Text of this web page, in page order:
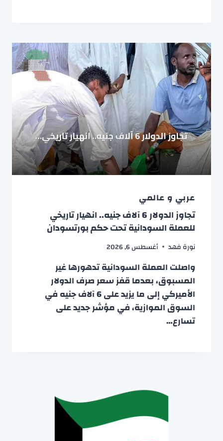
عربي و عالمي
تجاوز الدولار 6 آلاف جنيه.. انهيار تاريخي
للعملة السودانية تحت حكم بورتسودان
نورة فهد أغسطس 6, 2026
واصلت العملة السودانية تدهورها غير
المسبوق، بعدما قفز سعر صرف الدولار
الأميركي إلى ما يزيد على 6 آلاف جنيه في
السوق الموازية، في مؤشر جديد على
تسارع…